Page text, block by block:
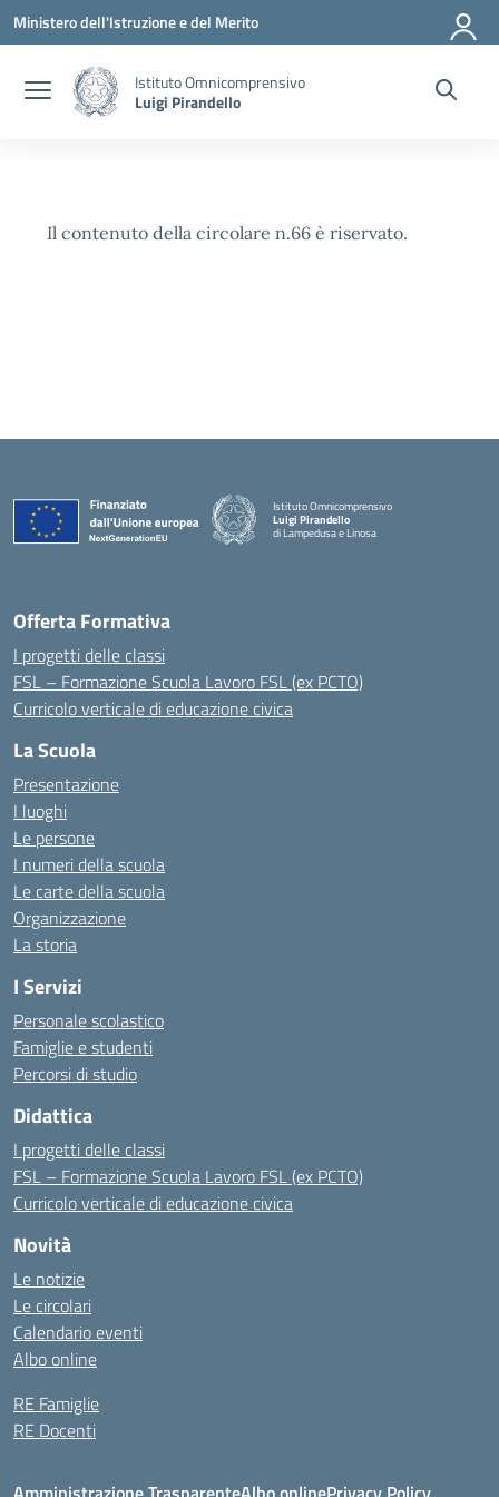
Vai ai contenuti
Vai al menu di navigazione
Vai al footer
Ministero dell'Istruzione e del Merito
Istituto Omnicomprensivo
Luigi Pirandello
Il contenuto della circolare n.66 è riservato.
Istituto Omnicomprensivo
Luigi Pirandello
di Lampedusa e Linosa
Offerta Formativa
I progetti delle classi
FSL – Formazione Scuola Lavoro FSL (ex PCTO)
Curricolo verticale di educazione civica
La Scuola
Presentazione
I luoghi
Le persone
I numeri della scuola
Le carte della scuola
Organizzazione
La storia
I Servizi
Personale scolastico
Famiglie e studenti
Percorsi di studio
Didattica
I progetti delle classi
FSL – Formazione Scuola Lavoro FSL (ex PCTO)
Curricolo verticale di educazione civica
Novità
Le notizie
Le circolari
Calendario eventi
Albo online
RE Famiglie
RE Docenti